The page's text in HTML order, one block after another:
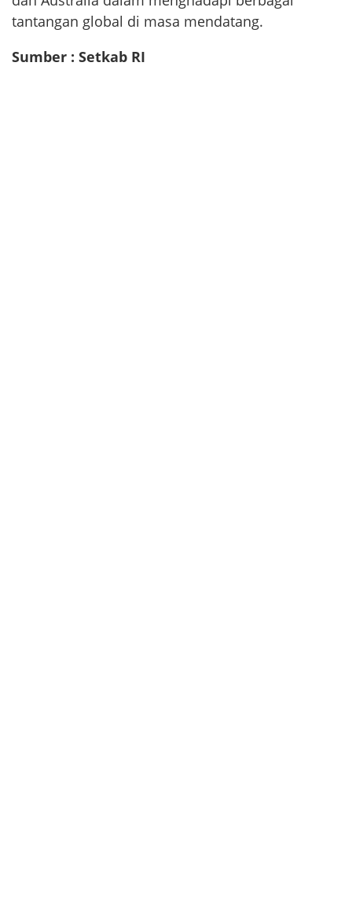
tantangan global di masa mendatang.
Sumber : Setkab RI